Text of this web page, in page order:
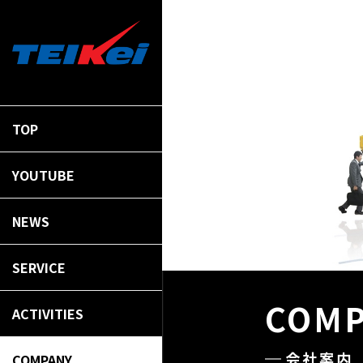
TOP
YOUTUBE
NEWS
SERVICE
ACTIVITIES
会社案内